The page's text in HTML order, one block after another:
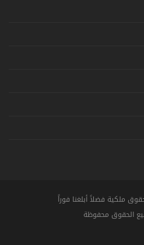
ملكية فضلاً أبلغنا فوراً